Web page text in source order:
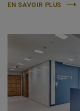
EN SAVOIR PLUS